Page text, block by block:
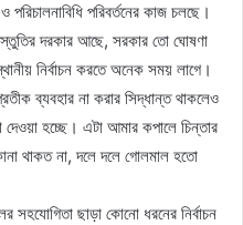
পরিবর্তনের কাজ চলছে।
দরকার আছে, সরকার তো ঘোষণা
নির্বাচন করতে অনেক সময় লাগে।
ব্যবহার না করার সিদ্ধান্ত থাকলেও
হচ্ছে। এটা আমার কপালে চিন্তার
থাকত না, দলে দলে গোলমাল হতো
সহযোগিতা ছাড়া কোনো ধরনের নির্বাচন